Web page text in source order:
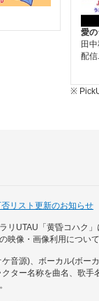
愛
田
配
※
リスト更新のお知らせ
リUTAU「黄昏コハク
映像・画像利用につい
音源)、ボーカル(ボー
ター名称を曲名、歌